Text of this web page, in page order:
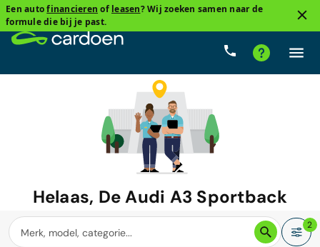
Een autofinancieren of leasen? Wij zoeken samen naar de
formule die bij je past.
Helaas, DeAudi A3 Sportback
waar u naar zoekt is niet langer
beschikbaar.
2